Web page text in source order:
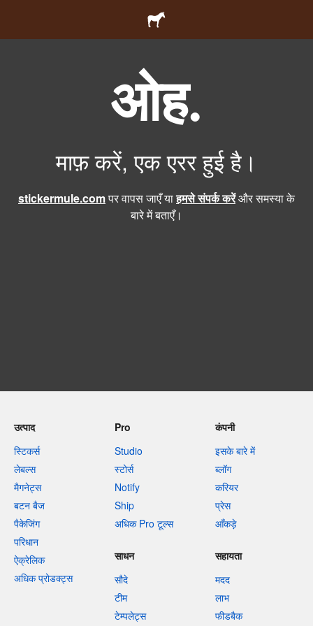
ओह.
माफ़ करें, एक एरर हुई है।
stickermule.comपर वापस जाएँ याहमसे संपर्क करेंऔर समस्या के
बारे में बताएँ।
उत्पाद
स्टिकर्स
लेबल्स
मैगनेट्स
बटन बैज
पैकेजिंग
परिधान
ऐक्रेलिक
अधिक प्रोडक्ट्स
Pro
Studio
स्टोर्स
Notify
Ship
अधिक Pro टूल्स
कंपनी
इसके बारे में
ब्लॉग
करियर
प्रेस
आँकड़े
साधन
सौदे
टीम
टेम्पलेट्स
सहायता
मदद
लाभ
फीडबैक